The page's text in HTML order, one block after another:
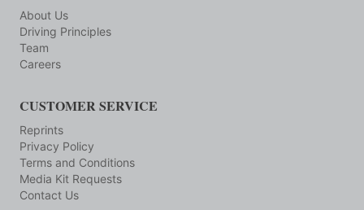
About Us
Driving Principles
Team
Careers
CUSTOMER SERVICE
Reprints
Privacy Policy
Terms and Conditions
Media Kit Requests
Contact Us